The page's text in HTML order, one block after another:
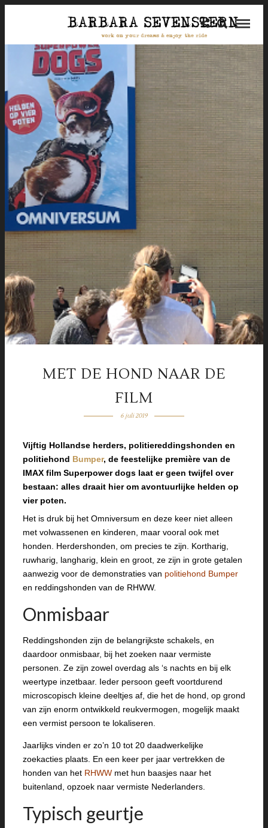
MET DE HOND NAAR DE
FILM
6 juli 2019
Vijftig Hollandse herders, politiereddingshonden en
politiehond Bumper, de feestelijke première van de
IMAX film Superpower dogs laat er geen twijfel over
bestaan: alles draait hier om avontuurlijke helden op
vier poten.
Het is druk bij het Omniversum en deze keer niet alleen
met volwassenen en kinderen, maar vooral ook met
honden. Herdershonden, om precies te zijn. Kortharig,
ruwharig, langharig, klein en groot, ze zijn in grote getalen
aanwezig voor de demonstraties van politiehond Bumper
en reddingshonden van de RHWW.
Onmisbaar
Reddingshonden zijn de belangrijkste schakels, en
daardoor onmisbaar, bij het zoeken naar vermiste
personen. Ze zijn zowel overdag als ‘s nachts en bij elk
weertype inzetbaar. Ieder persoon geeft voortdurend
microscopisch kleine deeltjes af, die het de hond, op grond
van zijn enorm ontwikkeld reukvermogen, mogelijk maakt
een vermist persoon te lokaliseren.
Jaarlijks vinden er zo’n 10 tot 20 daadwerkelijke
zoekacties plaats. En een keer per jaar vertrekken de
honden van het RHWW met hun baasjes naar het
buitenland, opzoek naar vermiste Nederlanders.
Typisch geurtje